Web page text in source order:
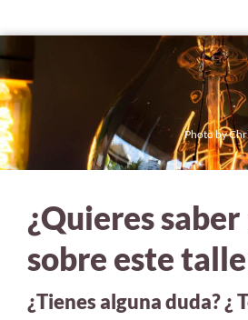
Photo by
¿Quieres saber
sobre este
¿Tienes alguna duda? ¿